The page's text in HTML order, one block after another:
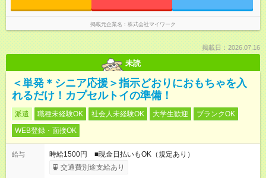
掲載元企業名 株式会社マイワーク
掲載日：2026.07.16
未読
＜単発＊シニア応援＞指示どおりにおもちゃを入
れるだけ！カプセルトイの準備！
派遣 職種未経験OK 社会人未経験OK 大学生歓迎
ブランクOK
WEB登録・面接OK
給与
時給1500円 ■現金日払いもOK（規定あり）
交通費別途支給あり